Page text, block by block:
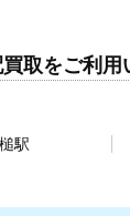
取をご利用
駅